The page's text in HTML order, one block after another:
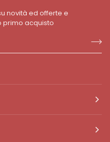
novità ed offerte e
primo acquisto